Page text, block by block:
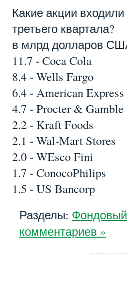
Какие акции
третьего квартала?
в млрд долларов
11.7 - Coca Cola
8.4 - Wells Fargo
6.4 - American Express
4.7 - Procter & Gamble
2.2 - Kraft Foods
2.1 - Wal-Mart Stores
2.0 - WEsco Fini
1.7 - ConocoPhilips
1.5 - US Bancorp
Разделы:
комментариев »